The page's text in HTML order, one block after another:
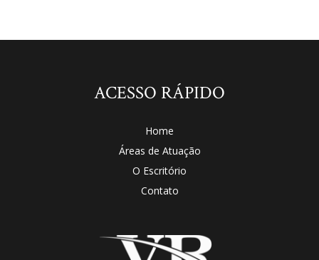
ACESSO RÁPIDO
Home
Áreas de Atuação
O Escritório
Contato